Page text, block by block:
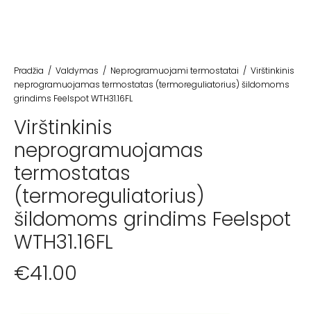
Pradžia / Valdymas / Neprogramuojami termostatai / Virštinkinis
neprogramuojamas termostatas (termoreguliatorius) šildomoms
grindims Feelspot WTH31.16FL
Virštinkinis
neprogramuojamas
termostatas
(termoreguliatorius)
šildomoms grindims Feelspot
WTH31.16FL
€41.00